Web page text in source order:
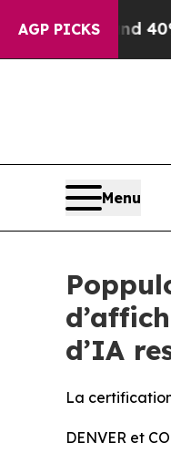
AGP PICKS40%. Well,
Menu
d’IA
La
DENVER et